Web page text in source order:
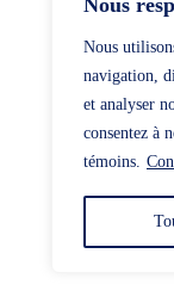
Nous
Nous
navigation,
et analyser
consentez à
témoins.